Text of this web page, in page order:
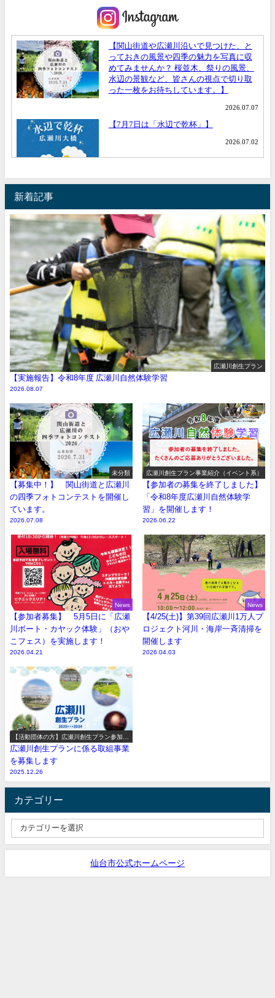
新着記事
広瀬川創生プラン
【実施報告】令和8年度 広瀬川自然体験学習
2026.08.07
未分類
【募集中！】 関山街道と広瀬川
の四季フォトコンテストを開催し
ています。
2026.07.08
広瀬川創生プラン事業紹介（イベント系）
【参加者の募集を終了しました】
「令和8年度広瀬川自然体験学
習」を開催します！
2026.06.22
News
【参加者募集】 5月5日に「広瀬
川ボート・カヤック体験」（おや
こフェス）を実施します！
2026.04.21
News
【4/25(土)】第39回広瀬川1万人プ
ロジェクト河川・海岸一斉清掃を
開催します
2026.04.03
【活動団体の方】広瀬川創生プラン参加事
業の募集
広瀬川創生プランに係る取組事業
を募集します
2025.12.26
カテゴリー
仙台市公式ホームページ